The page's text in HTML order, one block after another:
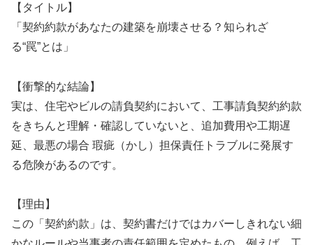
C
h
t
P
T
:
【タイトル】
「契約約款があなたの建築を崩壊させる？知られざ
る“罠”とは」
【衝撃的な結論】
実は、住宅やビルの請負契約において、工事請負契約約款
をきちんと理解・確認していないと、追加費用や工期遅
延、最悪の場合 瑕疵（かし）担保責任トラブルに発展す
る危険があるのです。
【理由】
この「契約約款」は、契約書だけではカバーしきれない細